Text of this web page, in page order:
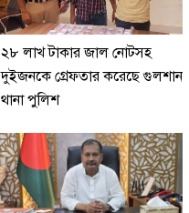
২৮ লাখ টাকার জাল নোটসহ
দুইজনকে গ্রেফতার করেছে গুলশান
থানা পুলিশ